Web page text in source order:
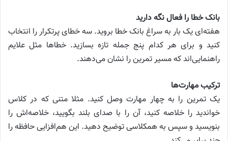
بانک خطا را فعال نگه دارید
هفته‌ای یک بار به سراغ بانک خطا بروید. سه خطای پرتکرار را انتخاب
کنید و برای هر کدام پنج جمله تازه بسازید. خطاها مثل علایم
راهنمایی‌اند که مسیر تمرین را نشان می‌دهند.
ترکیب مهارت‌ها
یک تمرین را به چهار مهارت وصل کنید. مثلا متنی که در کلاس
خواندید را خلاصه کنید، آن را با صدای بلند بگویید، خلاصه‌اش را
بنویسید و سپس به همکلاسی توضیح دهید. این هم‌افزایی حافظه را